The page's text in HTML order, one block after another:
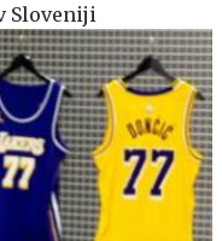
Sloveniji